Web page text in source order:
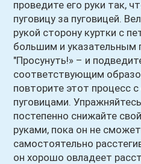
проведите его руки так,
пуговицу за пуговицей.
рукой сторону куртки с
большим и указательным
"Просунуть!» – и
соответствующим
повторите этот процесс
пуговицами.
постепенно снижайте
руками, пока он не
самостоятельно
он хорошо овладеет